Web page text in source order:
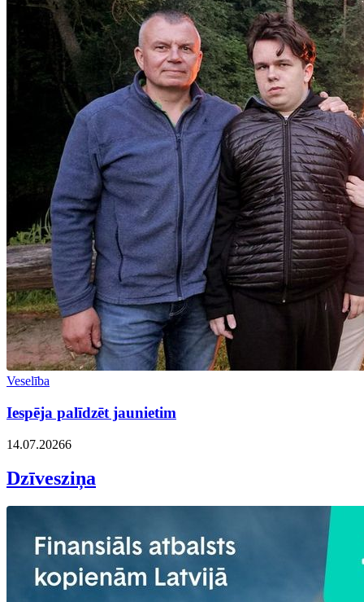
Veselība
Iespēja palīdzēt jaunietim
14.07.20266
Dzīvesziņa